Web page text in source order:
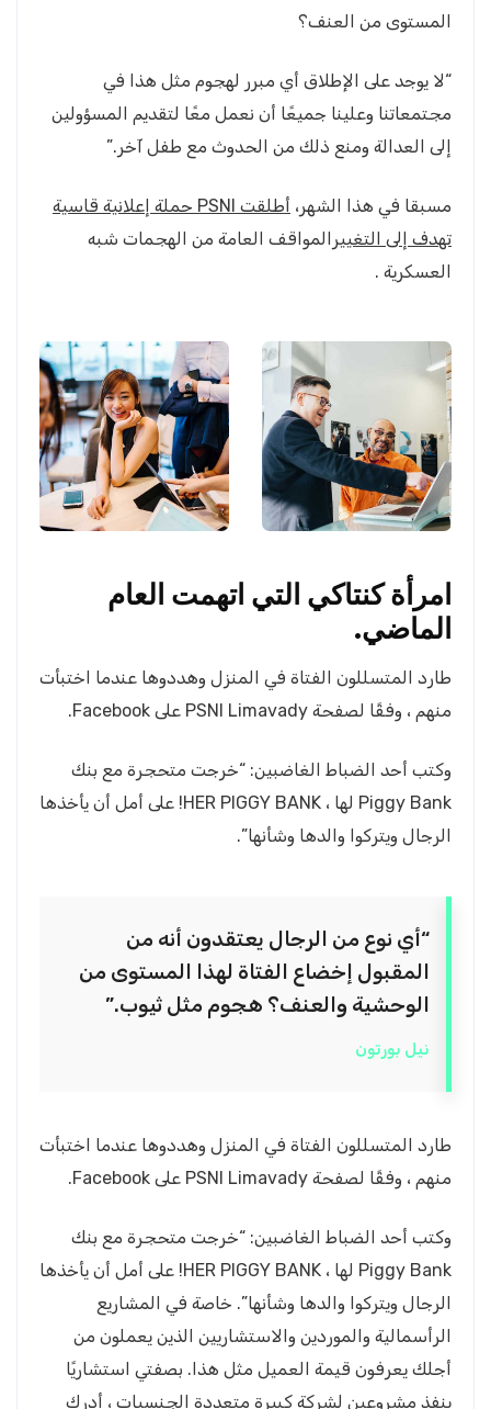
المستوى من العنف؟
“لا يوجد على الإطلاق أي مبرر لهجوم مثل هذا في
مجتمعاتنا وعلينا جميعًا أن نعمل معًا لتقديم المسؤولين
إلى العدالة ومنع ذلك من الحدوث مع طفل آخر.”
مسبقا في هذا الشهر،
أطلقت PSNI حملة إعلانية قاسية
تهدف إلى التغيير المواقف العامة من الهجمات شبه
العسكرية .
امرأة كنتاكي التي اتهمت العام
الماضي.
طارد المتسللون الفتاة في المنزل وهددوها عندما اختبأت
منهم ، وفقًا لصفحة PSNI Limavady على Facebook.
وكتب أحد الضباط الغاضبين: “خرجت متحجرة مع بنك
Piggy Bank لها ، HER PIGGY BANK! على أمل أن يأخذها
الرجال ويتركوا والدها وشأنها”.
“أي نوع من الرجال يعتقدون أنه من
المقبول إخضاع الفتاة لهذا المستوى من
الوحشية والعنف؟ هجوم مثل ثيوب.”
نيل بورتون
طارد المتسللون الفتاة في المنزل وهددوها عندما اختبأت
منهم ، وفقًا لصفحة PSNI Limavady على Facebook.
وكتب أحد الضباط الغاضبين: “خرجت متحجرة مع بنك
Piggy Bank لها ، HER PIGGY BANK! على أمل أن يأخذها
الرجال ويتركوا والدها وشأنها”. خاصة في المشاريع
الرأسمالية والموردين والاستشاريين الذين يعملون من
أجلك يعرفون قيمة العميل مثل هذا. بصفتي استشاريًا
ينفذ مشروعين لشركة كبيرة متعددة الجنسيات ، أدرك